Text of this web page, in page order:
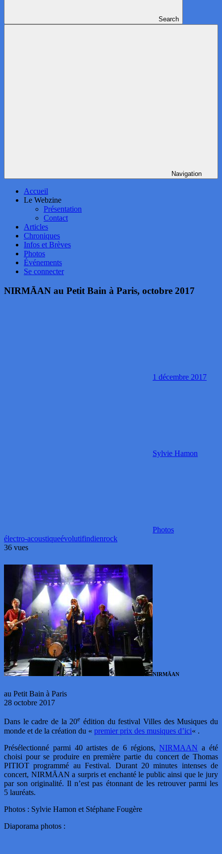
Search
Navigation
Accueil
Le Webzine
Présentation
Contact
Articles
Chroniques
Infos et Brèves
Photos
Événements
Se connecter
NIRMĀAN au Petit Bain à Paris, octobre 2017
1 décembre 2017
Sylvie Hamon
Photos
électro-acoustiqueévolutifindienrock
36 vues
NIRMĀAN
au Petit Bain à Paris
28 octobre 2017
Dans le cadre de la 20e édition du festival Villes des Musiques du
monde et de la création du « premier prix des musiques d’ici« .
Présélectionné parmi 40 artistes de 6 régions,NIRMAAN a été
choisi pour se produire en première partie du concert de Thomas
PITIOT programmé au Festival. Durant 20 minutes intenses de
concert, NIRMĀAN a surpris et enchanté le public ainsi que le jury
par son originalité. Il n’est pas étonnant de les retrouver parmi les
5 lauréats.
Photos : Sylvie Hamon et Stéphane Fougère
Diaporama photos :